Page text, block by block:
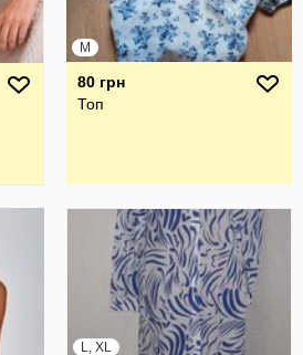
M
80 грн
Топ
L, XL